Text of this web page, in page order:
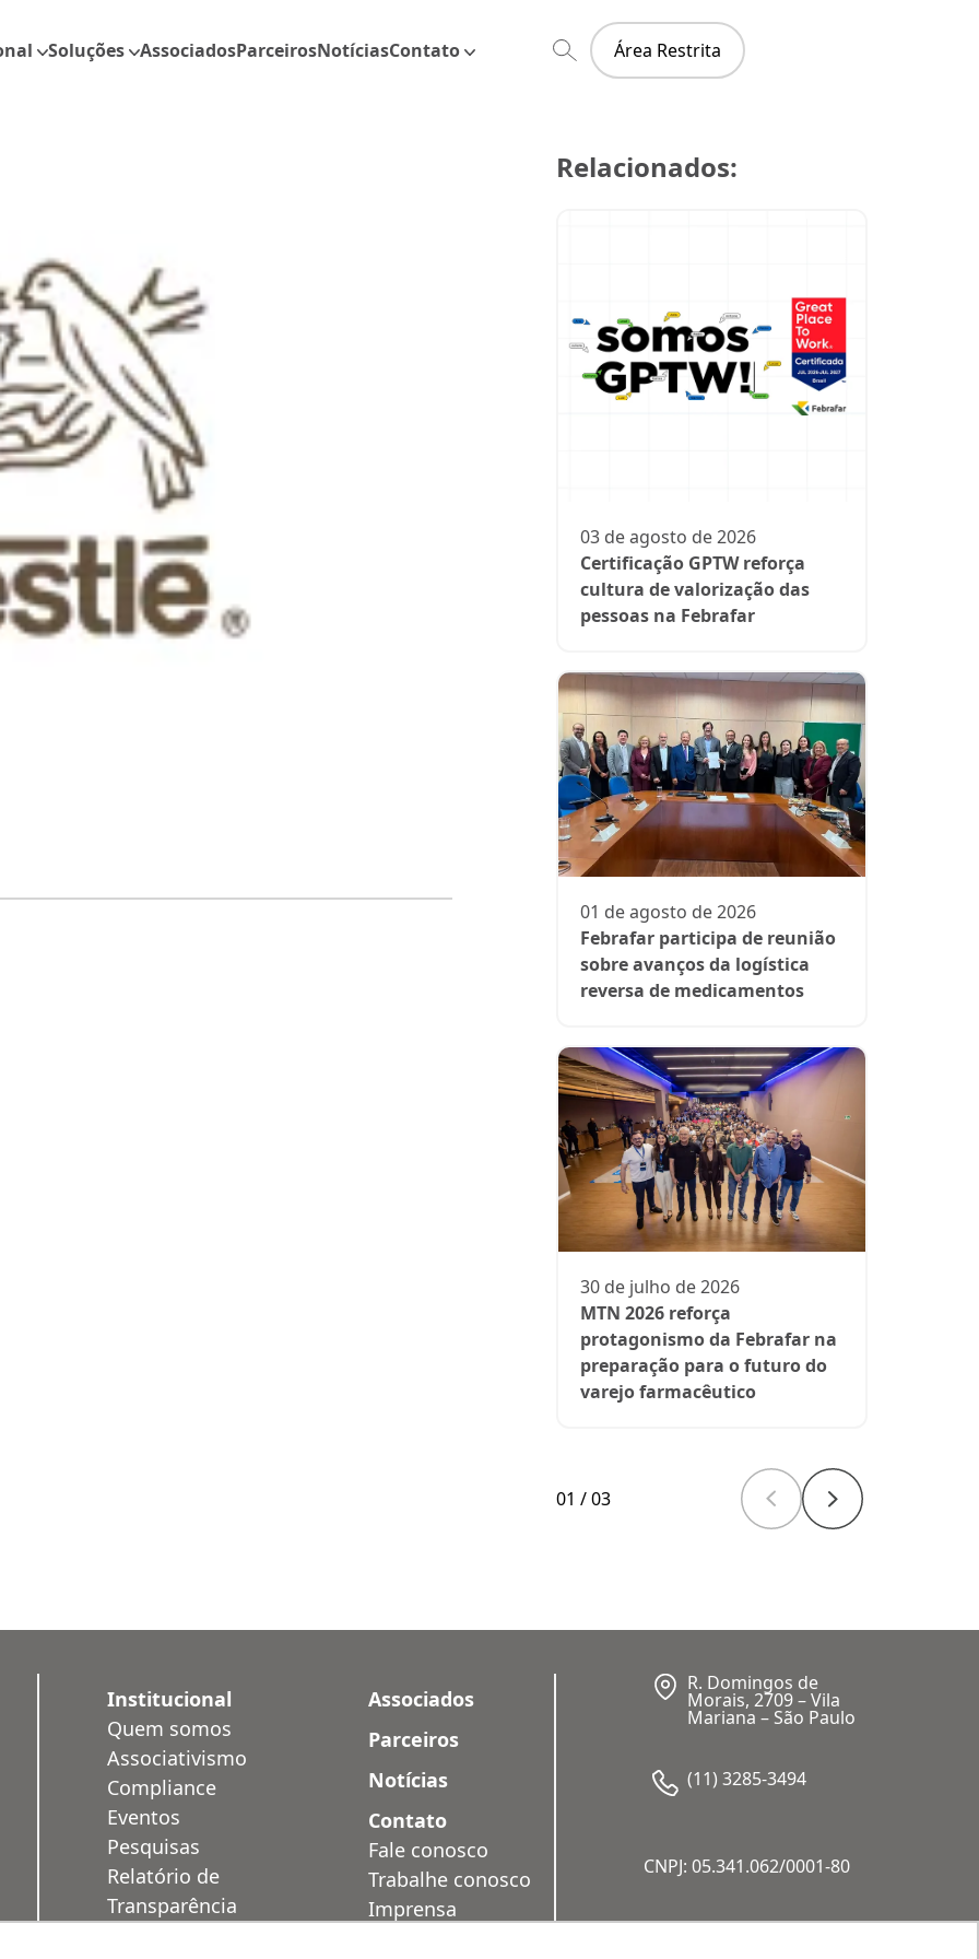
Soluções AssociadosParceirosNotíciasContato Área Restrita
Relacionados:
03 de agosto de 2026
Certificação GPTW reforça
cultura de valorização das
pessoas na Febrafar
01 de agosto de 2026
Febrafar participa de reunião
sobre avanços da logística
reversa de medicamentos
30 de julho de 2026
MTN 2026 reforça
protagonismo da Febrafar na
preparação para o futuro do
varejo farmacêutico
01 /03
Institucional
Quem somos
Associativismo
Compliance
Eventos
Pesquisas
Relatório de
Transparência
Associados
Parceiros
Notícias
Contato
Fale conosco
Trabalhe conosco
Imprensa
R. Domingos de
Morais, 2709 – Vila
Mariana – São Paulo
(11) 3285-3494
CNPJ: 05.341.062/0001-80